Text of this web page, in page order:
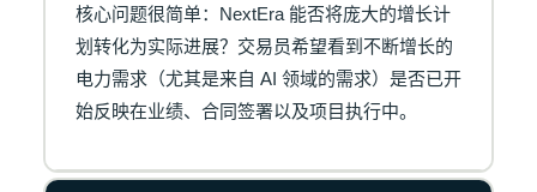
核心问题很简单：NextEra 能否将庞大的增长计
划转化为实际进展？交易员希望看到不断增长的
电力需求（尤其是来自 AI 领域的需求）是否已开
始反映在业绩、合同签署以及项目执行中。